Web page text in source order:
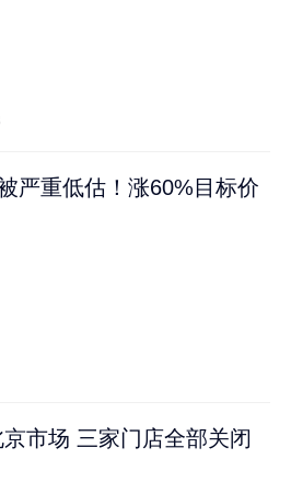
严重低估！涨60%目标价
市场 三家门店全部关闭